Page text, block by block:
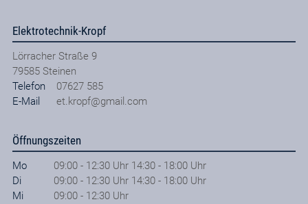
Elektrotechnik-Kropf
Lörracher Straße 9
79585 Steinen
Telefon
07627 585
E-Mail
et.kropf@gmail.com
Öffnungszeiten
Mo
09:00 - 12:30 Uhr 14:30 - 18:00 Uhr
Di
09:00 - 12:30 Uhr 14:30 - 18:00 Uhr
Mi
09:00 - 12:30 Uhr